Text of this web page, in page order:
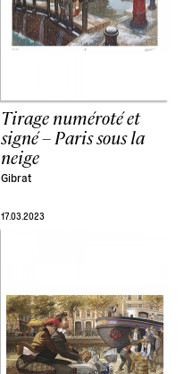
Tirage numéroté et
signé – Paris sous la
neige
Gibrat
17.03.2023